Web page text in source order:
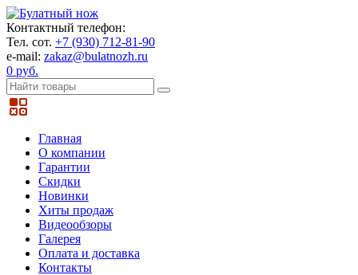
Контактный телефон:
Тел. сот. +7 (930) 712-81-90
e-mail: zakaz@bulatnozh.ru
0 руб.
Главная
О компании
Гарантии
Скидки
Новинки
Хиты продаж
Видеообзоры
Галерея
Оплата и доставка
Контакты